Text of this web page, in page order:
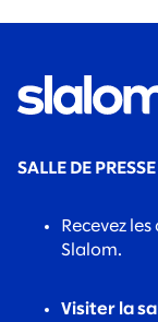
SALLE DE PRESSE
Recevez
Slalom.
Visiter la